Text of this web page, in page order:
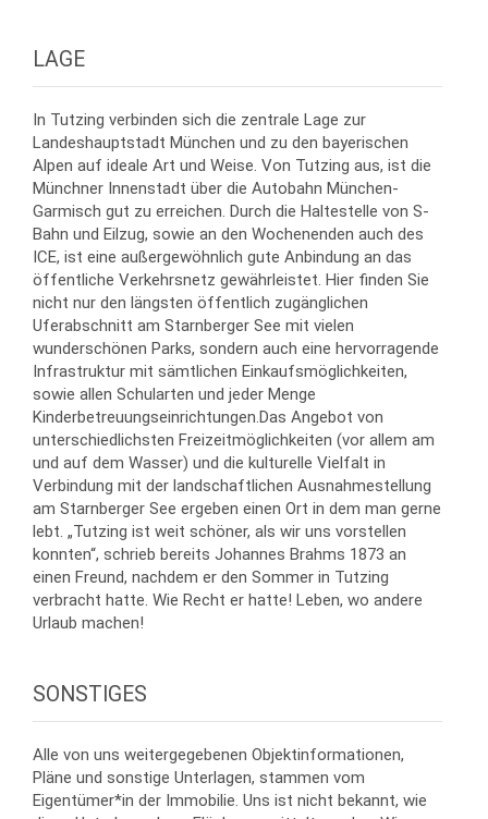
LAGE
In Tutzing verbinden sich die zentrale Lage zur
Landeshauptstadt München und zu den bayerischen
Alpen auf ideale Art und Weise. Von Tutzing aus, ist die
Münchner Innenstadt über die Autobahn München-
Garmisch gut zu erreichen. Durch die Haltestelle von S-
Bahn und Eilzug, sowie an den Wochenenden auch des
ICE, ist eine außergewöhnlich gute Anbindung an das
öffentliche Verkehrsnetz gewährleistet. Hier finden Sie
nicht nur den längsten öffentlich zugänglichen
Uferabschnitt am Starnberger See mit vielen
wunderschönen Parks, sondern auch eine hervorragende
Infrastruktur mit sämtlichen Einkaufsmöglichkeiten,
sowie allen Schularten und jeder Menge
Kinderbetreuungseinrichtungen.Das Angebot von
unterschiedlichsten Freizeitmöglichkeiten (vor allem am
und auf dem Wasser) und die kulturelle Vielfalt in
Verbindung mit der landschaftlichen Ausnahmestellung
am Starnberger See ergeben einen Ort in dem man gerne
lebt. „Tutzing ist weit schöner, als wir uns vorstellen
konnten“, schrieb bereits Johannes Brahms 1873 an
einen Freund, nachdem er den Sommer in Tutzing
verbracht hatte. Wie Recht er hatte! Leben, wo andere
Urlaub machen!
SONSTIGES
Alle von uns weitergegebenen Objektinformationen,
Pläne und sonstige Unterlagen, stammen vom
Eigentümer*in der Immobilie. Uns ist nicht bekannt, wie